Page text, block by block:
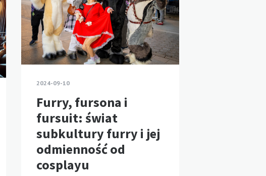
2024-09-10
Furry, fursona i
fursuit: świat
subkultury furry i jej
odmienność od
cosplayu